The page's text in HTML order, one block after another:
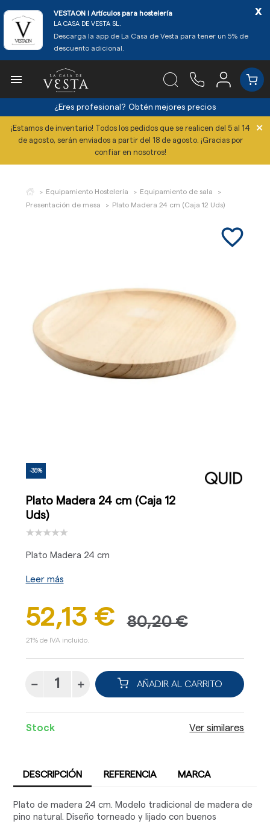
VESTAON l Artículos para hostelería
LA CASA DE VESTA SL.
Descarga la app de La Casa de Vesta para tener un 5% de
descuento adicional.
x

¿Eres profesional? Obtén mejores precios
¡Estamos de inventario! Todos los pedidos que se realicen del 5 al 14
de agosto, serán enviados a partir del 18 de agosto. ¡Gracias por
confiar en nosotros!
×
Equipamiento Hostelería
Equipamiento de sala
Presentación de mesa
Plato Madera 24 cm (Caja 12 Uds)
favorite_border
-35%
Plato Madera 24 cm (Caja 12
Uds)
Plato Madera 24 cm
Leer más
52,13 € 80,20 €
21% de IVA incluido.
AÑADIR AL CARRITO
Stock Ver similares
DESCRIPCIÓN REFERENCIA MARCA
Plato de madera 24 cm. Modelo tradicional de madera de
pino natural. Diseño torneado y lijado con buenos